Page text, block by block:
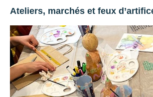
Ateliers, marchés et feux